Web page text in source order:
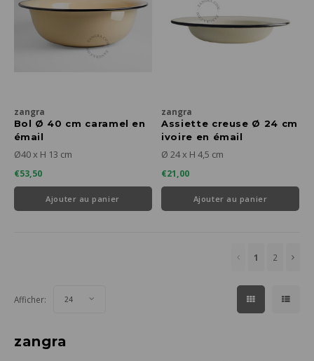
zangra
Bol Ø 40 cm caramel en
émail
Ø40 x H 13 cm
€53,50
Ajouter au panier
zangra
Assiette creuse Ø 24 cm
ivoire en émail
Ø 24 x H 4,5 cm
€21,00
Ajouter au panier
1 2
Afficher: 24
zangra